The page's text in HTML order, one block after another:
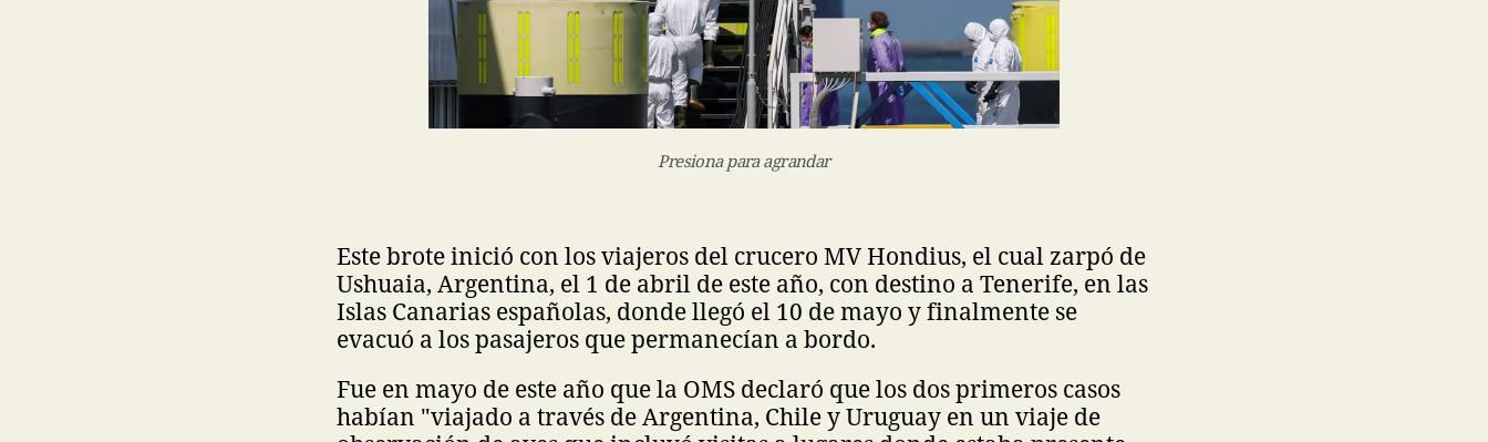
Presiona para agrandar
Este brote inició con los viajeros del crucero MV Hondius, el cual zarpó de
Ushuaia, Argentina, el 1 de abril de este año, con destino a Tenerife, en las
Islas Canarias españolas, donde llegó el 10 de mayo y finalmente se
evacuó a los pasajeros que permanecían a bordo.
Fue en mayo de este año que la OMS declaró que los dos primeros casos
habían "viajado a través de Argentina, Chile y Uruguay en un viaje de